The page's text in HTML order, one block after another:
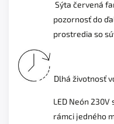
Sýta červená
pozornosť do
prostredia so
Dlhá životnosť
LED Neón
rámci jedného